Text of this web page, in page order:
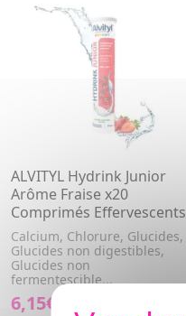
ALVITYL Hydrink Junior
Arôme Fraise x20
Comprimés Effervescents
Calcium, Chlorure, Glucides,
Glucides non digestibles,
Glucides non
fermentescible...
6,15€